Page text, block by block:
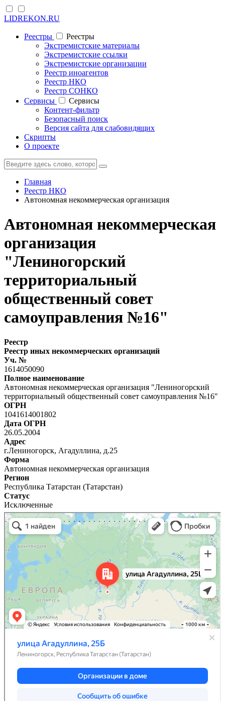
LIDREKON.RU
Реестры
Реестры
Экстремистские материалы
Экстремистские ссылки
Экстремистские организации
Реестр иноагентов
Реестр НКО
Реестр СОНКО
Cервисы
Cервисы
Контент-фильтр
Безопасный поиск
Версия сайта для слабовидящих
Скрипты
О проекте
Главная
Реестр НКО
Автономная некоммерческая организация
Автономная некоммерческая
организация
"Лениногорский
территориальный
общественный совет
самоуправления №16"
Реестр
Реестр иных некоммерческих организаций
Уч. №
1614050090
Полное наименование
Автономная некоммерческая организация "Лениногорский
территориальный общественный совет самоуправления №16"
ОГРН
1041614001802
Дата ОГРН
26.05.2004
Адрес
г.Лениногорск, Агадуллина, д.25
Форма
Автономная некоммерческая организация
Регион
Республика Татарстан (Татарстан)
Статус
Исключенные